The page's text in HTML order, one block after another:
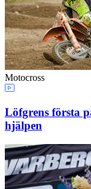
Motocross
Löfgrens första
hjälpen